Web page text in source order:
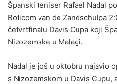
Španski teniser Rafael Nadal
Boticom van de Zandschulpa
četvrtfinalu Davis Cupa koji
Nizozemske u Malagi.
Nadal je još u oktobru najavio
s Nizozemskom u Davis Cupu,